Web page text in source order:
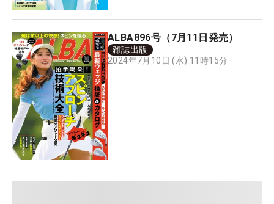
ALBA896号（7月11日発売）
雑誌出版
2024年7月10日 (水) 11時15分